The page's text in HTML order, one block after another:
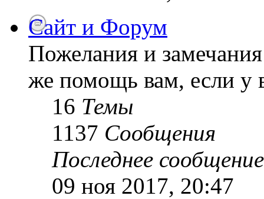
Сайт и Форум
Пожелания и
же помощь вам, если у
16 Темы
1137 Сообщения
Последнее сообщение
09 ноя 2017, 20:47